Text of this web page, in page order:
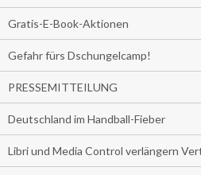
Gratis-E-Book-Aktionen
Gefahr fürs Dschungelcamp!
PRESSEMITTEILUNG
Deutschland im Handball-Fieber
Libri und Media Control verlängern